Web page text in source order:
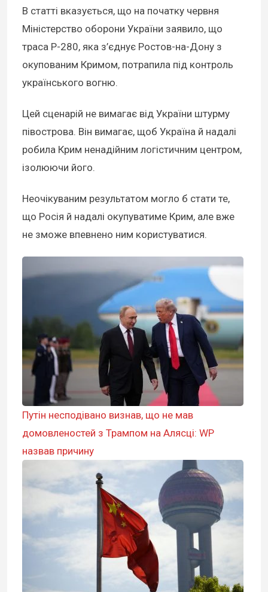
В статті вказується, що на початку червня
Міністерство оборони України заявило, що
траса Р-280, яка з’єднує Ростов-на-Дону з
окупованим Кримом, потрапила під контроль
українського вогню.
Цей сценарій не вимагає від України штурму
півострова. Він вимагає, щоб Україна й надалі
робила Крим ненадійним логістичним центром,
ізолюючи його.
Неочікуваним результатом могло б стати те,
що Росія й надалі окупуватиме Крим, але вже
не зможе впевнено ним користуватися.
Путін несподівано визнав, що не мав
домовленостей з Трампом на Алясці: WP
назвав причину